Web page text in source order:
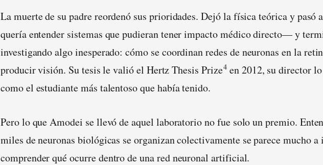
La muerte de su padre reordenó sus prioridades. Dejó la física teórica y
quería entender sistemas que pudieran tener impacto médico directo— y
investigando algo inesperado: cómo se coordinan redes de neuronas en la
producir visión. Su tesis le valió el Hertz Thesis Prize4en 2012, su director
como el estudiante más talentoso que había tenido.
Pero lo que Amodei se llevó de aquel laboratorio no fue solo un premio.
miles de neuronas biológicas se organizan colectivamente se parece mucho a
comprender qué ocurre dentro de una red neuronal artificial.